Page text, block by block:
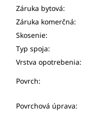
Záruka bytová:
Záruka komerčná:
Skosenie:
Typ spoja:
Vrstva opotrebenia:
Povrch:
Povrchová úprava: